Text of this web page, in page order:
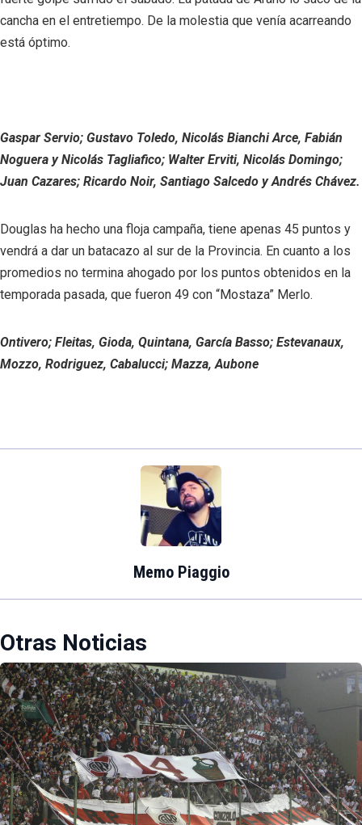
cancha en el entretiempo. De la molestia que venía acarreando
está óptimo.
Gaspar Servio; Gustavo Toledo, Nicolás Bianchi Arce, Fabián
Noguera y Nicolás Tagliafico; Walter Erviti, Nicolás Domingo;
Juan Cazares; Ricardo Noir, Santiago Salcedo y Andrés Chávez.
Douglas ha hecho una floja campaña, tiene apenas 45 puntos y
vendrá a dar un batacazo al sur de la Provincia. En cuanto a los
promedios no termina ahogado por los puntos obtenidos en la
temporada pasada, que fueron 49 con “Mostaza” Merlo.
Ontivero; Fleitas, Gioda, Quintana, García Basso; Estevanaux,
Mozzo, Rodriguez, Cabalucci; Mazza, Aubone
Memo Piaggio
Otras Noticias